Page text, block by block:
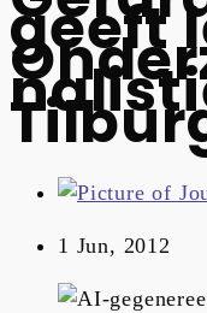
geeft
1 Jun, 2012